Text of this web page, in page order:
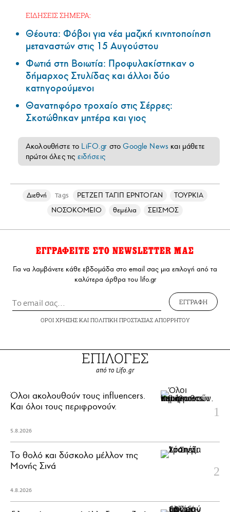
ΕΙΔΗΣΕΙΣ ΣΗΜΕΡΑ:
Θέουτα: Φόβοι για νέα μαζική κινητοποίηση
μεταναστών στις 15 Αυγούστου
Φωτιά στη Βοιωτία: Προφυλακίστηκαν ο
δήμαρχος Στυλίδας και άλλοι δύο
κατηγορούμενοι
Θανατηφόρο τροχαίο στις Σέρρες:
Σκοτώθηκαν μητέρα και γιος
Ακολουθήστε το LiFO.gr στοGoogle News και μάθετε
πρώτοι όλες τις ειδήσεις
Διεθνή Tags ΡΕΤΖΕΠ ΤΑΓΙΠ ΕΡΝΤΟΓΑΝ
ΤΟΥΡΚΙΑ
ΝΟΣΟΚΟΜΕΙΟ
θεμέλια ΣΕΙΣΜΟΣ
ΕΓΓΡΑΦΕΙΤΕ ΣΤΟ NEWSLETTER ΜΑΣ
Για να λαμβάνετε κάθε εβδομάδα στο email σας μια επιλογή από τα
καλύτερα άρθρα του lifo.gr
ΕΓΓΡΑΦΗ
ΟΡΟΙ ΧΡΗΣΗΣΚΑΙ ΠΟΛΙΤΙΚΗ ΠΡΟΣΤΑΣΙΑΣ ΑΠΟΡΡΗΤΟΥ
ΕΠΙΛΟΓΕΣ
από το Lifo.gr
Όλοι ακολουθούν τους influencers.
Και όλοι τους περιφρονούν.
5.8.2026
Το θολό και δύσκολο μέλλον της
Μονής Σινά
4.8.2026